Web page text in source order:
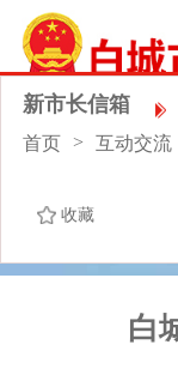
新市长信箱
首页 > 互动交流
收藏
白